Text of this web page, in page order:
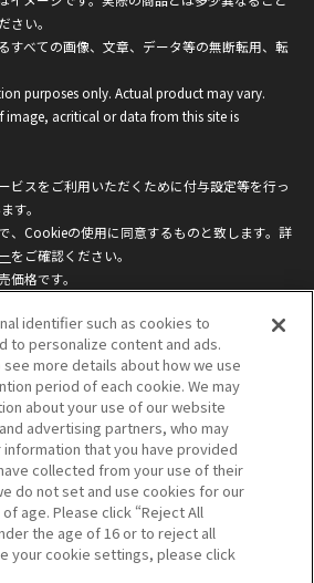
さい。
すべての画像、文章、データ等の無断転用、転
purposes only. Actual product may vary.
image, acritical or data from this site is
ビスをご利用いただくために付与設定等を行っ
す。
、Cookieの使用に同意するものと致します。詳
をご確認ください。
格です。
。
Do Not Sell or Share My
Personal Information
ソーシャルメディアポリシー
お問い合わせ
identifier such as cookies to
to personalize content and ads.
more details about how we use
period of each cookie. We may
about your use of our website
advertising partners, who may
that you have provided
collected from your use of their
do not set and use cookies for our
age. Please click “Reject All
the age of 16 or to reject all
your cookie settings, please click